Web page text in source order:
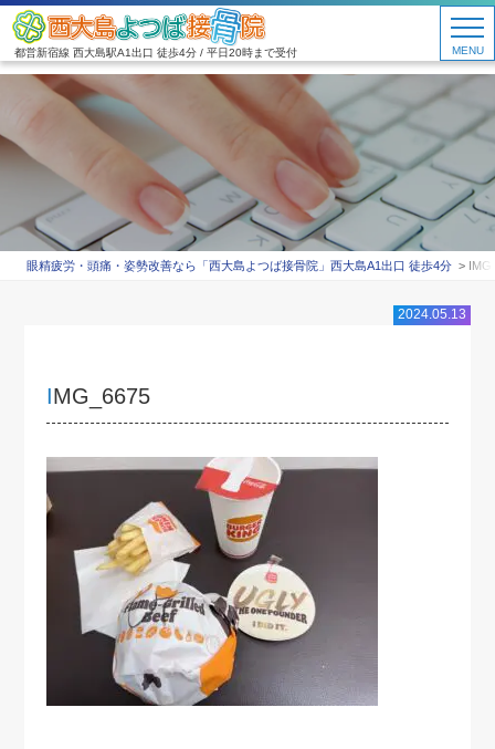
都営新宿線 西大島駅A1出口 徒歩4分 / 平日20時まで受付 MENU
眼精疲労・頭痛・姿勢改善なら「西大島よつば接骨院」西大島A1出口 徒歩4分
2024.05.13
IMG_6675